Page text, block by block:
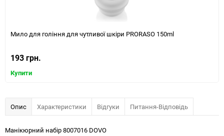
Мило для гоління для чутливої шкіри PRORASO 150ml
193 грн.
Купити
Опис Характеристики Відгуки Питання-Відповідь
Манікюрний набір 8007016 DOVO